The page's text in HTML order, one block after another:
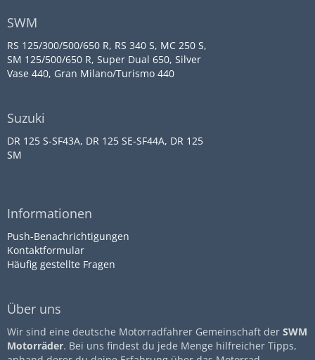
SWM
RS 125/300/500/650 R, RS 340 S, MC 250 S,
SM 125/500/650 R, Super Dual 650, Silver
Vase 440, Gran Milano/Turismo 440
Suzuki
DR 125 S-SF43A, DR 125 SE-SF44A, DR 125
SM
Informationen
Push-Benachrichtigungen
Kontaktformular
Häufig gestellte Fragen
Über uns
Wir sind eine deutsche Motorradfahrer Gemeinschaft der SWM
Motorräder. Bei uns findest du jede Menge hilfreicher Tipps,